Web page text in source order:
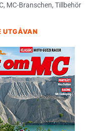
, MC-Branschen, Tillbehör
UTGÅVAN